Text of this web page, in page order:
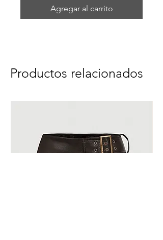
Agregar al carrito
Productos relacionados